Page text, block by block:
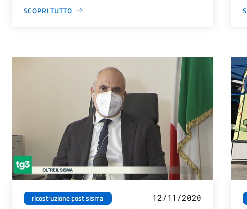
SCOPRI TUTTO
ricostruzione post sisma
12/11/2020